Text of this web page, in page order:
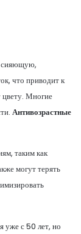
сияющую,
что приводит к
цвету. Многие
Антивозрастные
таким как
могут терять
уже с 50 лет, но